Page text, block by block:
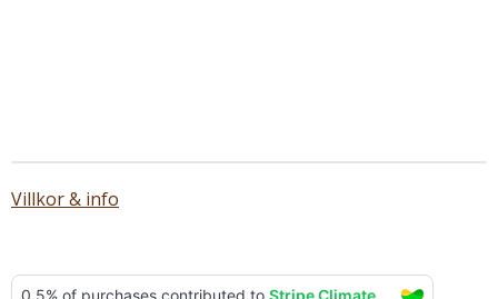
Villkor & info